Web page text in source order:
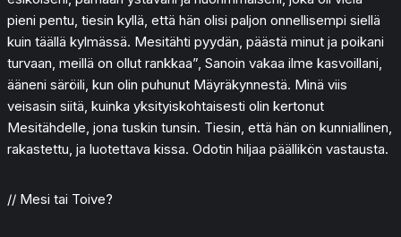
pieni pentu, tiesin kyllä, että hän olisi paljon onnellisempi siellä
kuin täällä kylmässä. Mesitähti pyydän, päästä minut ja poikani
turvaan, meillä on ollut rankkaa”, Sanoin vakaa ilme kasvoillani,
ääneni säröili, kun olin puhunut Mäyräkynnestä. Minä viis
veisasin siitä, kuinka yksityiskohtaisesti olin kertonut
Mesitähdelle, jona tuskin tunsin. Tiesin, että hän on kunniallinen,
rakastettu, ja luotettava kissa. Odotin hiljaa päällikön vastausta.
// Mesi tai Toive?